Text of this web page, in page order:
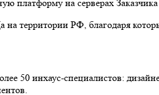
на серверах Заказчика
территории РФ, благодаря
50 инхаус-специалистов: